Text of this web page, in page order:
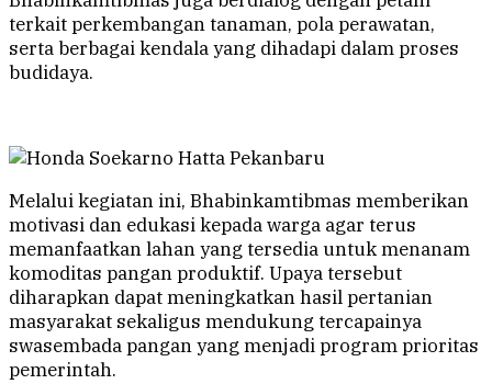
terkait perkembangan tanaman, pola perawatan,
serta berbagai kendala yang dihadapi dalam proses
budidaya.
Melalui kegiatan ini, Bhabinkamtibmas memberikan
motivasi dan edukasi kepada warga agar terus
memanfaatkan lahan yang tersedia untuk menanam
komoditas pangan produktif. Upaya tersebut
diharapkan dapat meningkatkan hasil pertanian
masyarakat sekaligus mendukung tercapainya
swasembada pangan yang menjadi program prioritas
pemerintah.